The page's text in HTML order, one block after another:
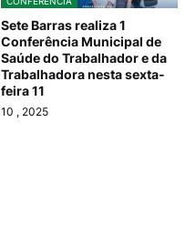
Sete Barras realiza 1
Conferência Municipal de
Saúde do Trabalhador e da
Trabalhadora nesta sexta-
feira 11
10 , 2025